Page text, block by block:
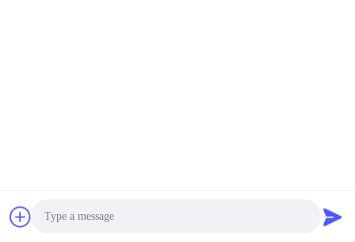
पेशेवर ऑटो कन्वेयर स्टेनलेस